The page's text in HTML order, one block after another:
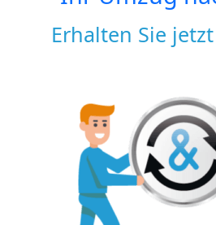
Erhalten Sie